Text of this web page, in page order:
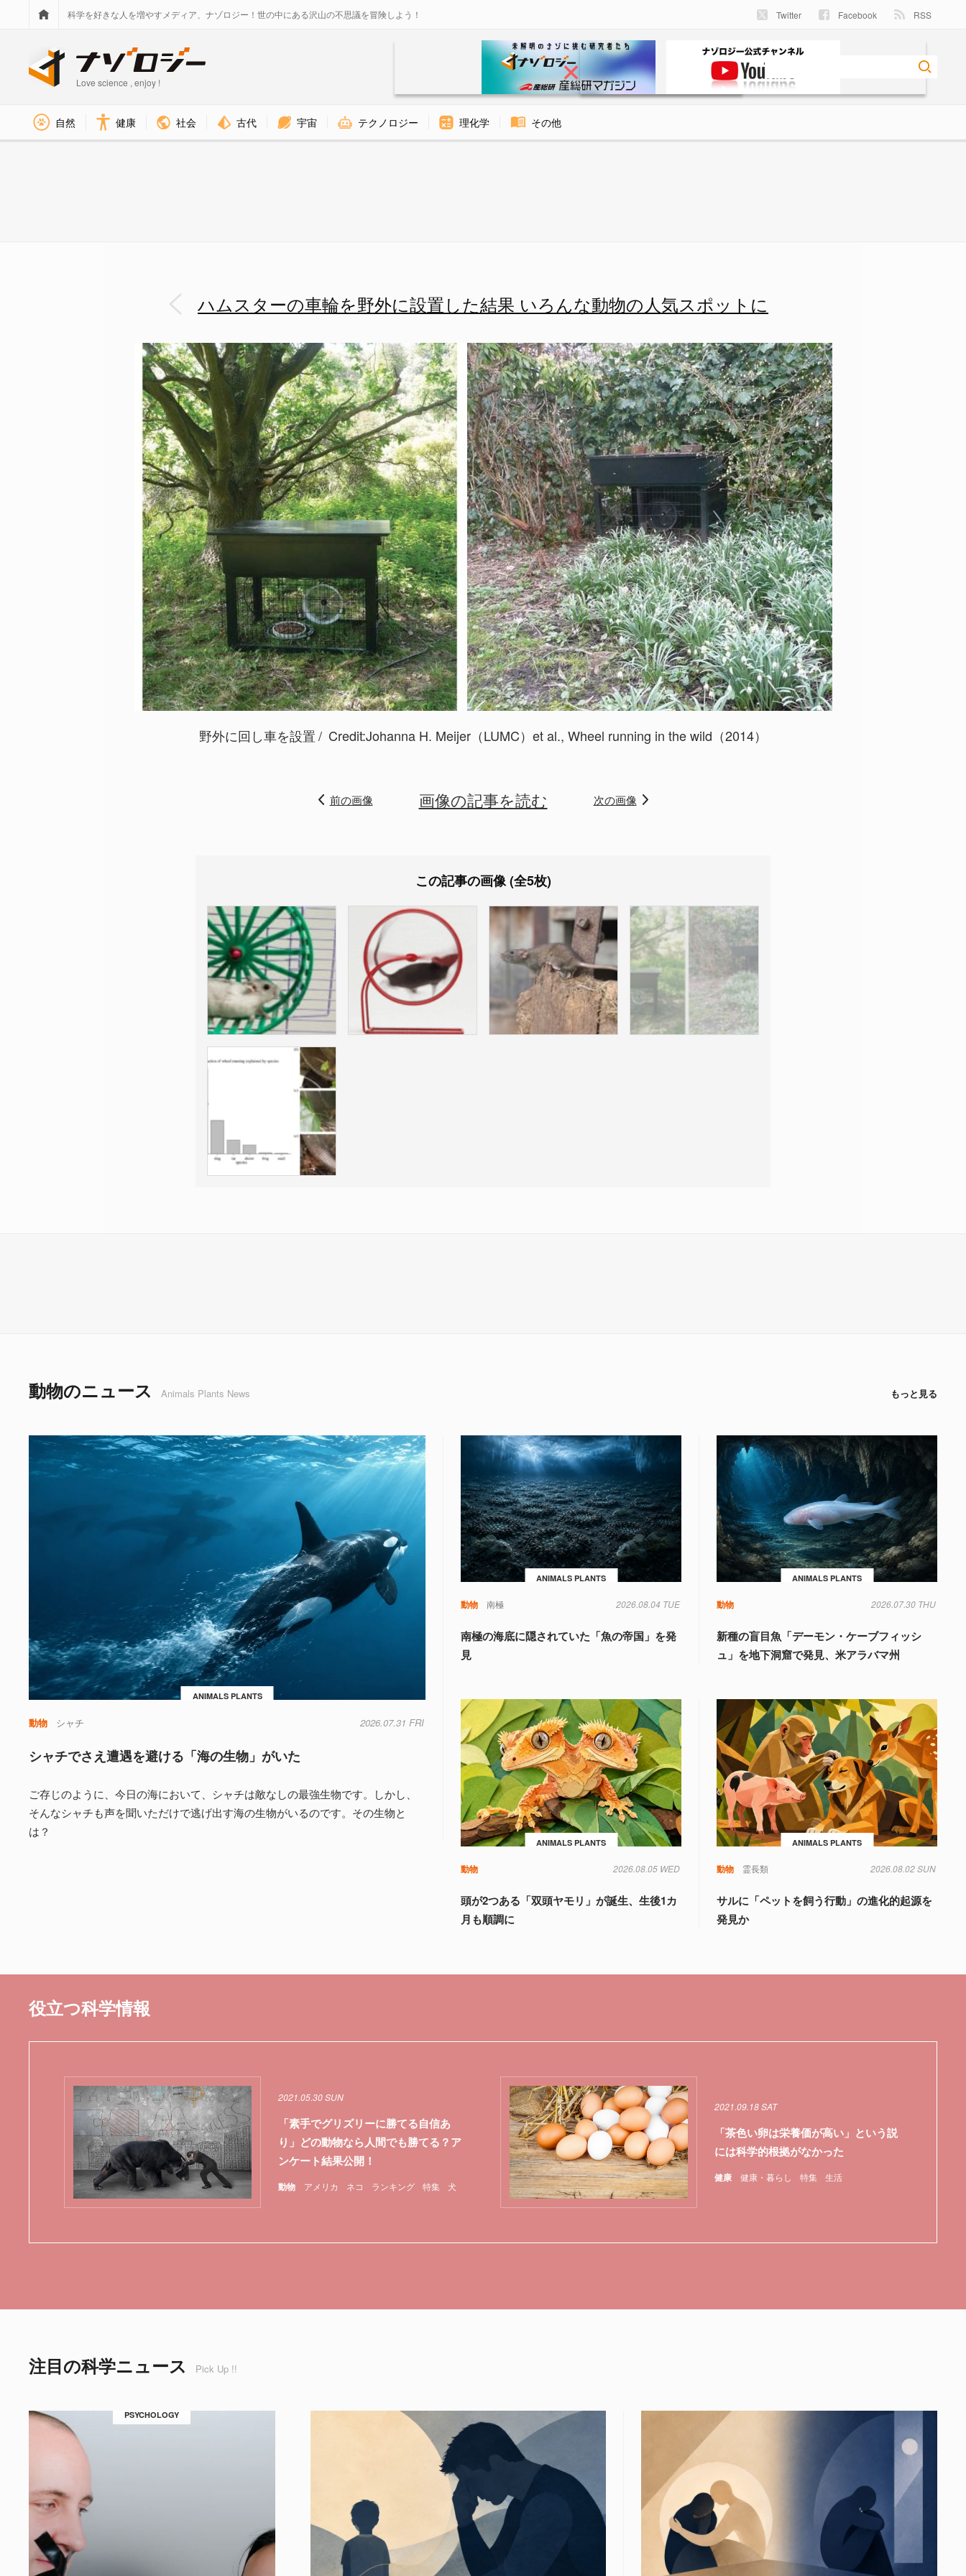
科学を好きな人を増やすメディア、ナゾロジー！世の中にある沢山の不思議を冒険しよう！ Twitter Facebook RSS
Love science , enjoy !
自然 健康 社会 古代 宇宙 テクノロジー 理化学 その他
ハムスターの車輪を野外に設置した結果 いろんな動物の人気スポットに
野外に回し車を設置 Credit:Johanna H. Meijer（LUMC）et al., Wheel running in the wild（2014）
前の画像 画像の記事を読む 次の画像
この記事の画像 (全5枚)
動物のニュース Animals Plants News もっと見る
ANIMALS PLANTS
動物 シャチ 2026.07.31 FRI
シャチでさえ遭遇を避ける「海の生物」がいた
ご存じのように、今日の海において、シャチは敵なしの最強生物です。しかし、
そんなシャチも声を聞いただけで逃げ出す海の生物がいるのです。その生物と
は？
ANIMALS PLANTS
動物 南極 2026.08.04 TUE
南極の海底に隠されていた「魚の帝国」を発
見
ANIMALS PLANTS
動物 2026.07.30 THU
新種の盲目魚「デーモン・ケーブフィッシ
ュ」を地下洞窟で発見、米アラバマ州
ANIMALS PLANTS
動物 2026.08.05 WED
頭が2つある「双頭ヤモリ」が誕生、生後1カ
月も順調に
ANIMALS PLANTS
動物 霊長類 2026.08.02 SUN
サルに「ペットを飼う行動」の進化的起源を
発見か
役立つ科学情報
動物 アメリカ ネコ ランキング 特集 犬
2021.05.30 SUN
「素手でグリズリーに勝てる自信あ
り」どの動物なら人間でも勝てる？ア
ンケート結果公開！
健康 健康・暮らし 特集 生活
2021.09.18 SAT
「茶色い卵は栄養価が高い」という説
には科学的根拠がなかった
注目の科学ニュース Pick Up !!
PSYCHOLOGY